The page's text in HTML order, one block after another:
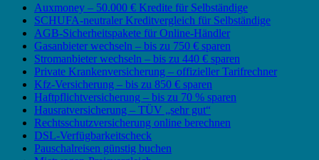
Auxmoney – 50.000 € Kredite für Selbständige
SCHUFA-neutraler Kreditvergleich für Selbständige
AGB-Sicherheitspakete für Online-Händler
Gasanbieter wechseln – bis zu 750 € sparen
Stromanbieter wechseln – bis zu 440 € sparen
Private Krankenversicherung – offizieller Tarifrechner
Kfz-Versicherung – bis zu 850 € sparen
Haftpflichtversicherung – bis zu 70 % sparen
Hausratversicherung – TÜV „sehr gut“
Rechtsschutzversicherung online berechnen
DSL-Verfügbarkeitscheck
Pauschalreisen günstig buchen